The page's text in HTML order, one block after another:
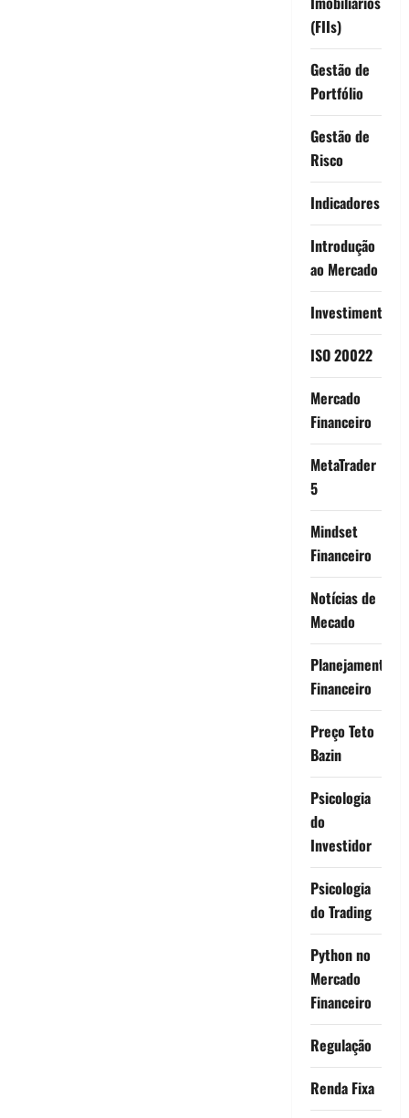
(FIIs)
Gestão de
Portfólio
Gestão de
Risco
Indicadores
Introdução
ao Mercado
Investimentos
ISO 20022
Mercado
Financeiro
MetaTrader
5
Mindset
Financeiro
Notícias de
Mecado
Planejamento
Financeiro
Preço Teto
Bazin
Psicologia
do
Investidor
Psicologia
do Trading
Python no
Mercado
Financeiro
Regulação
Renda Fixa